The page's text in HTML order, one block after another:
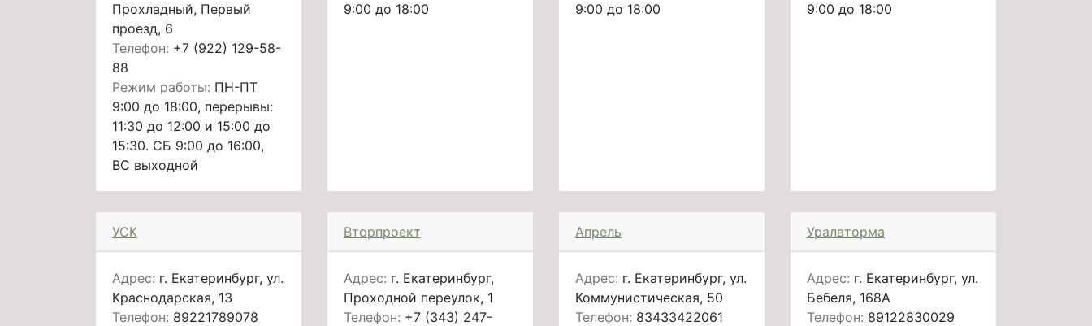
Прохладный, Первый
проезд, 6
Телефон: +7 (922) 129-58-
88
Режим работы: ПН-ПТ
9:00 до 18:00, перерывы:
11:30 до 12:00 и 15:00 до
15:30. СБ 9:00 до 16:00,
ВС выходной
9:00 до 18:00
9:00 до 18:00
9:00 до 18:00
УСК
Адрес: г. Екатеринбург, ул.
Краснодарская, 13
Телефон: 89221789078
Вторпроект
Адрес: г. Екатеринбург,
Проходной переулок, 1
Телефон: +7 (343) 247-
Апрель
Адрес: г. Екатеринбург, ул.
Коммунистическая, 50
Телефон: 83433422061
Уралвторма
Адрес: г. Екатеринбург, ул.
Бебеля, 168А
Телефон: 89122830029